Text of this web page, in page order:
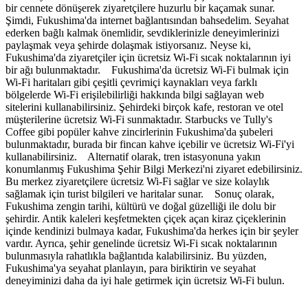
bir cennete dönüşerek ziyaretçilere huzurlu bir kaçamak sunar.
Şimdi, Fukushima'da internet bağlantısından bahsedelim. Seyahat
ederken bağlı kalmak önemlidir, sevdiklerinizle deneyimlerinizi
paylaşmak veya şehirde dolaşmak istiyorsanız. Neyse ki,
Fukushima'da ziyaretçiler için ücretsiz Wi-Fi sıcak noktalarının iyi
bir ağı bulunmaktadır. Fukushima'da ücretsiz Wi-Fi bulmak için
Wi-Fi haritaları gibi çeşitli çevrimiçi kaynakları veya farklı
bölgelerde Wi-Fi erişilebilirliği hakkında bilgi sağlayan web
sitelerini kullanabilirsiniz. Şehirdeki birçok kafe, restoran ve otel
müşterilerine ücretsiz Wi-Fi sunmaktadır. Starbucks ve Tully's
Coffee gibi popüler kahve zincirlerinin Fukushima'da şubeleri
bulunmaktadır, burada bir fincan kahve içebilir ve ücretsiz Wi-Fi'yi
kullanabilirsiniz. Alternatif olarak, tren istasyonuna yakın
konumlanmış Fukushima Şehir Bilgi Merkezi'ni ziyaret edebilirsiniz.
Bu merkez ziyaretçilere ücretsiz Wi-Fi sağlar ve size kolaylık
sağlamak için turist bilgileri ve haritalar sunar. Sonuç olarak,
Fukushima zengin tarihi, kültürü ve doğal güzelliği ile dolu bir
şehirdir. Antik kaleleri keşfetmekten çiçek açan kiraz çiçeklerinin
içinde kendinizi bulmaya kadar, Fukushima'da herkes için bir şeyler
vardır. Ayrıca, şehir genelinde ücretsiz Wi-Fi sıcak noktalarının
bulunmasıyla rahatlıkla bağlantıda kalabilirsiniz. Bu yüzden,
Fukushima'ya seyahat planlayın, para biriktirin ve seyahat
deneyiminizi daha da iyi hale getirmek için ücretsiz Wi-Fi bulun.